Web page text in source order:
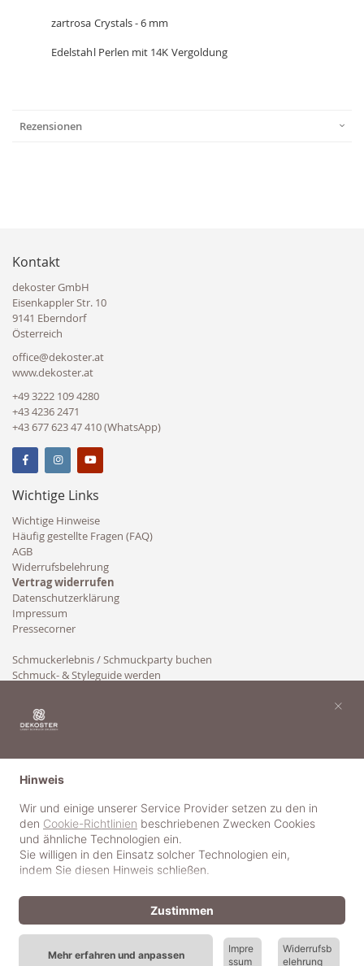
zartrosa Crystals - 6 mm
Edelstahl Perlen mit 14K Vergoldung
Rezensionen
Kontakt
dekoster GmbH
Eisenkappler Str. 10
9141 Eberndorf
Österreich
office@dekoster.at
www.dekoster.at
+49 3222 109 4280
+43 4236 2471
+43 677 623 47 410 (WhatsApp)
Wichtige Links
Wichtige Hinweise
Häufig gestellte Fragen (FAQ)
AGB
Widerrufsbelehrung
Vertrag widerrufen
Datenschutzerklärung
Impressum
Pressecorner
Schmuckerlebnis / Schmuckparty buchen
Schmuck- & Styleguide werden
Hinweis
Wir und einige unserer Service Provider setzen zu den in
den Cookie-Richtlinien beschriebenen Zwecken Cookies
und ähnliche Technologien ein.
Sie willigen in den Einsatz solcher Technologien ein,
indem Sie diesen Hinweis schließen.
Mehr erfahren und anpassen
Impre
ssum
Widerrufsb
elehrung
Zustimmen
×